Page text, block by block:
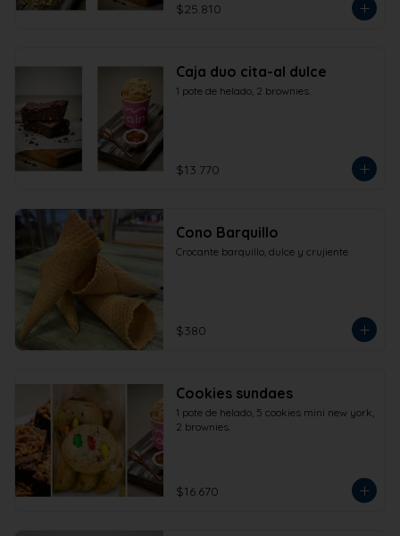
$25.810
Caja duo cita-al dulce
1 pote de helado, 2 brownies.
$13.770
Cono Barquillo
Crocante barquillo, dulce y crujiente
$380
Cookies sundaes
1 pote de helado, 5 cookies mini new york,
2 brownies.
$16.670